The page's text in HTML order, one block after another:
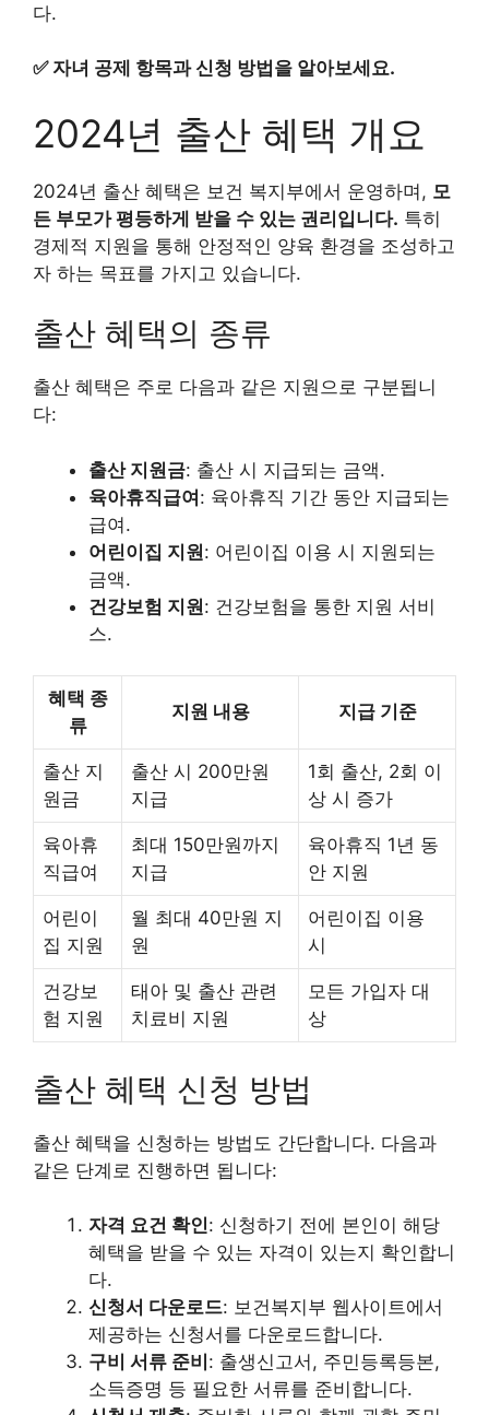
다.
✅ 자녀 공제 항목과 신청 방법을 알아보세요.
2024년 출산 혜택 개요
2024년 출산 혜택은 보건 복지부에서 운영하며, 모
든 부모가 평등하게 받을 수 있는 권리입니다. 특히
경제적 지원을 통해 안정적인 양육 환경을 조성하고
자 하는 목표를 가지고 있습니다.
출산 혜택의 종류
출산 혜택은 주로 다음과 같은 지원으로 구분됩니
다:
출산 지원금: 출산 시 지급되는 금액.
육아휴직급여: 육아휴직 기간 동안 지급되는
급여.
어린이집 지원: 어린이집 이용 시 지원되는
금액.
건강보험 지원: 건강보험을 통한 지원 서비
스.
혜택 종
류
지원 내용 지급 기준
출산 지
원금
출산 시 200만원
지급
1회 출산, 2회 이
상 시 증가
육아휴
직급여
최대 150만원까지
지급
육아휴직 1년 동
안 지원
어린이
집 지원
월 최대 40만원 지
원
어린이집 이용
시
건강보
험 지원
태아 및 출산 관련
치료비 지원
모든 가입자 대
상
출산 혜택 신청 방법
출산 혜택을 신청하는 방법도 간단합니다. 다음과
같은 단계로 진행하면 됩니다:
자격 요건 확인: 신청하기 전에 본인이 해당
혜택을 받을 수 있는 자격이 있는지 확인합니
다.
신청서 다운로드: 보건복지부 웹사이트에서
제공하는 신청서를 다운로드합니다.
구비 서류 준비 : 출생신고서, 주민등록등본,
소득증명 등 필요한 서류를 준비합니다.